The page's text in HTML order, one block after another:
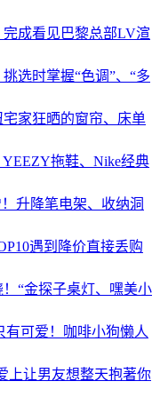
成看见巴黎总部LV渲
选时掌握“色调”、“多
家狂晒的窗帘、床单
拖鞋、Nike经典
升降笔电架、收纳洞
遇到降价直接丢购
！“金探子桌灯、嘿美小
有可爱！咖啡小狗懒人
上让男友想整天抱著你